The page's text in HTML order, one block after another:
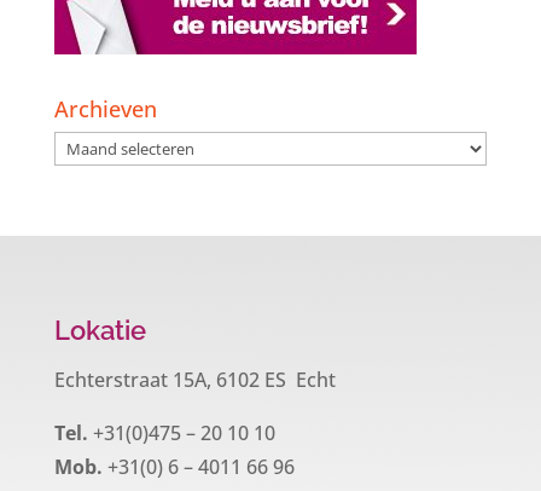
Archieven
Archieven
Lokatie
Echterstraat 15A, 6102 ES Echt
Tel. +31(0)475 – 20 10 10
Mob. +31(0) 6 – 4011 66 96